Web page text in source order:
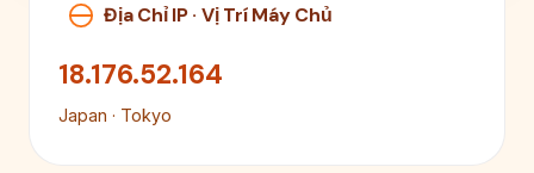
Địa Chỉ IP · Vị Trí Máy Chủ
18.176.52.164
Japan · Tokyo